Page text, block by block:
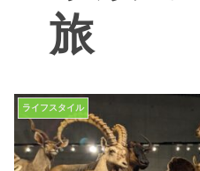
旅
ライフスタイル